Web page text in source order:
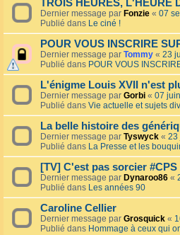
TROIS HEURES, L'HEURE
Dernier message par Fonzie « 07
Publié dans Le ciné !
POUR VOUS INSCRIRE
Dernier message par Tommy « 23
Publié dans POUR VOUS
L'énigme Louis XVII n'est
Dernier message par Gorbi « 07
Publié dans Vie actuelle et sujets
La belle histoire des
Dernier message par Tyswyck « 23
Publié dans La Presse et les
[TV] C'est pas sorcier #CPS
Dernier message par Dynaroo86 «
Publié dans Les années 90
Caroline Cellier
Dernier message par Grosquick «
Publié dans Hommage à ceux qui